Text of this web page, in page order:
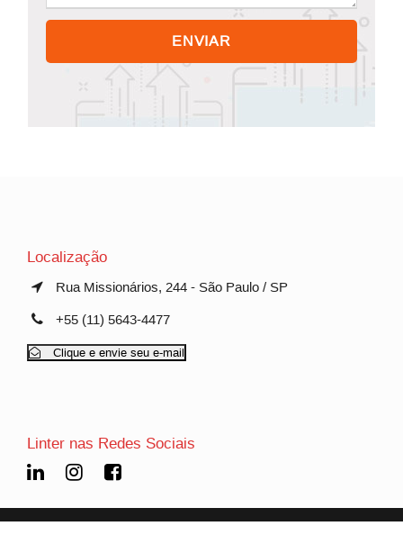
Localização
Rua Missionários, 244 - São Paulo / SP
+55 (11) 5643-4477
Clique e envie seu e-mail
Linter nas Redes Sociais